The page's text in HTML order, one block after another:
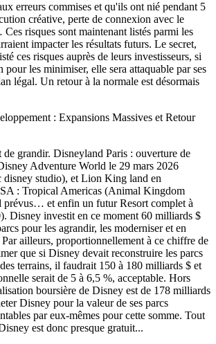
erreurs commises et qu'ils ont nié pendant 5
créative, perte de connexion avec le
risques sont maintenant listés parmi les
impacter les résultats futurs. Le secret,
ces risques auprès de leurs investisseurs, si
pour les minimiser, elle sera attaquable par ses
légal. Un retour à la normale est désormais
: Expansions Massives et Retour
de grandir. Disneyland Paris : ouverture de
Adventure World le 29 mars 2026
disney studio), et Lion King land en
: Tropical Americas (Animal Kingdom
et enfin un futur Resort complet à
Disney investit en ce moment 60 milliards $
pour les agrandir, les moderniser et en
ailleurs, proportionnellement à ce chiffre de
que si Disney devait reconstruire les parcs
terrains, il faudrait 150 à 180 milliards $ et
serait de 5 à 6,5 %, acceptable. Hors
boursière de Disney est de 178 milliards
Disney pour la valeur de ses parcs
par eux-mêmes pour cette somme. Tout
est donc presque gratuit...